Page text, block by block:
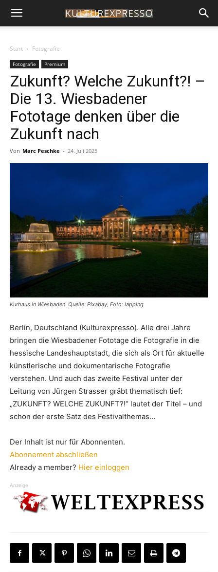
Start Fotografie
Fotografie Premium
Zukunft? Welche Zukunft?! –
Die 13. Wiesbadener
Fototage denken über die
Zukunft nach
Von Marc Peschke - 24. Juli 2025
Kurhaus in Wiesbaden. Quelle: Pixabay, Foto: lapping
Berlin, Deutschland (Kulturexpresso). Alle drei Jahre
bringen die Wiesbadener Fototage die Fotografie in die
hessische Landeshauptstadt, die sich als Ort für aktuelle
künstlerische und dokumentarische Fotografie
verstehen. Und auch das zweite Festival unter der
Leitung von Jürgen Strasser gräbt thematisch tief:
„ZUKUNFT? WELCHE ZUKUNFT?!“ lautet der Titel – und
schon der erste Satz des Festivalthemas…
Der Inhalt ist nur für Abonnenten.
Abonnement abschließen
Already a member? Hier einloggen
Anzeige